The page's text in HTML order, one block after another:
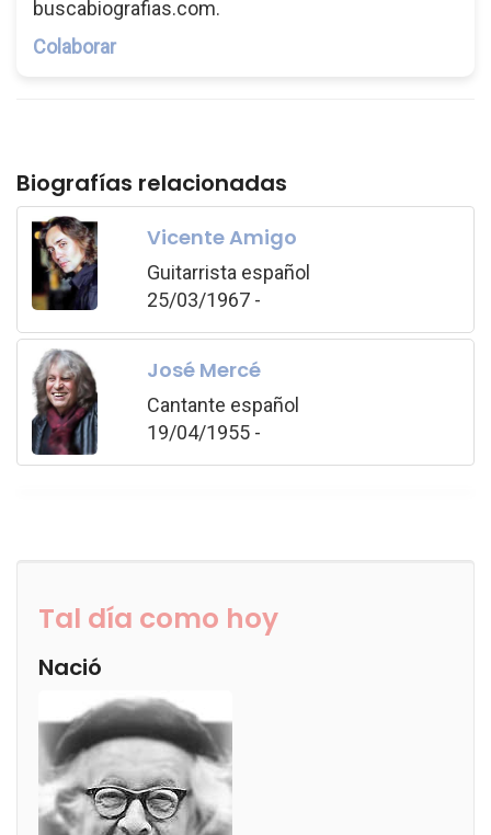
buscabiografias.com.
Colaborar
Biografías relacionadas
Vicente Amigo
Guitarrista español
25/03/1967 -
José Mercé
Cantante español
19/04/1955 -
Tal día como hoy
Nació